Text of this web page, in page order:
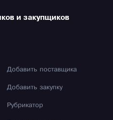
и закупщиков
Добавить поставщика
Добавить закупку
Рубрикатор